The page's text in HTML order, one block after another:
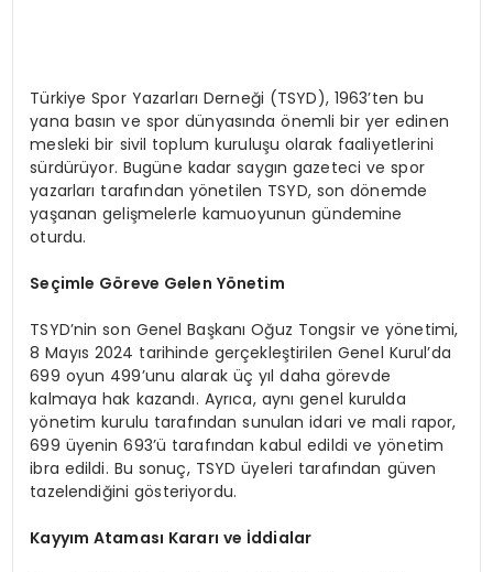
Türkiye Spor Yazarları Derneği (TSYD), 1963’ten bu
yana basın ve spor dünyasında önemli bir yer edinen
mesleki bir sivil toplum kuruluşu olarak faaliyetlerini
sürdürüyor. Bugüne kadar saygın gazeteci ve spor
yazarları tarafından yönetilen TSYD, son dönemde
yaşanan gelişmelerle kamuoyunun gündemine
oturdu.
Seçimle Göreve Gelen Yönetim
TSYD’nin son Genel Başkanı Oğuz Tongsir ve yönetimi,
8 Mayıs 2024 tarihinde gerçekleştirilen Genel Kurul’da
699 oyun 499’unu alarak üç yıl daha görevde
kalmaya hak kazandı. Ayrıca, aynı genel kurulda
yönetim kurulu tarafından sunulan idari ve mali rapor,
699 üyenin 693’ü tarafından kabul edildi ve yönetim
ibra edildi. Bu sonuç, TSYD üyeleri tarafından güven
tazelendiğini gösteriyordu.
Kayyım Ataması Kararı ve İddialar